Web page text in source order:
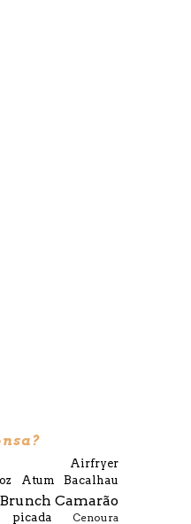
Airfryer
Atum
Bacalhau
Brunch Camarão
picada Cenoura